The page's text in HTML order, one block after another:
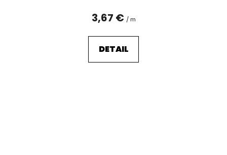
3,67 € / m
DETAIL